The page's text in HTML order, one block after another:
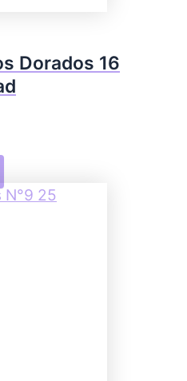
Dorados 16